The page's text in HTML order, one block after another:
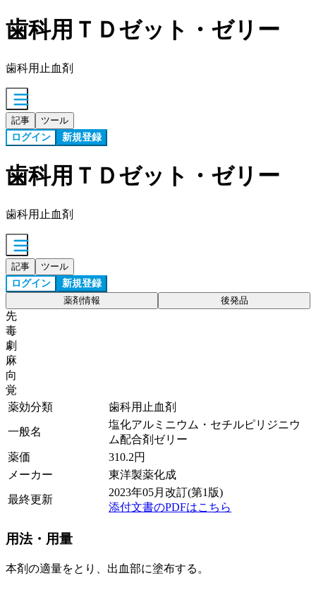
歯科用ＴＤゼット・ゼリー
歯科用止血剤
記事 ツール
ログイン 新規登録
歯科用ＴＤゼット・ゼリー
歯科用止血剤
記事 ツール
ログイン 新規登録
薬剤情報 後発品
先
毒
劇
麻
向
覚
薬効分類
歯科用止血剤
一般名
塩化アルミニウム・セチルピリジニウ
ム配合剤ゼリー
薬価
310.2円
メーカー
東洋製薬化成
最終更新
2023年05月改訂(第1版)
添付文書のPDFはこちら
用法・用量
本剤の適量をとり、出血部に塗布する。